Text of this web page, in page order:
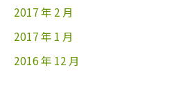
2017 年 2 月
2017 年 1 月
2016 年 12 月